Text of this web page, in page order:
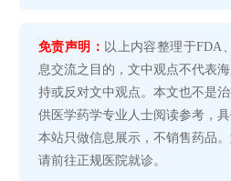
免责声明： 以上内容整理于FDA
息交流之目的，文中观点不代表
持或反对文中观点。本文也不是
供医学药学专业人士阅读参考，
本站只做信息展示，不销售药品
请前往正规医院就诊。